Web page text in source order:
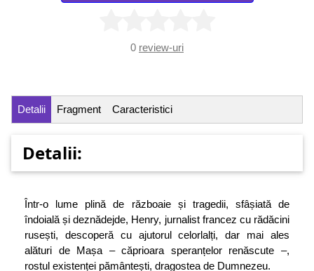
0 review-uri
Detalii Fragment Caracteristici
Detalii:
Într-o lume plină de războaie și tragedii, sfâșiată de
îndoială și deznădejde, Henry, jurnalist francez cu rădăcini
rusești, descoperă cu ajutorul celorlalți, dar mai ales
alături de Mașa – căprioara speranțelor ­renăscute –,
rostul existenței pământești, dragostea de Dumnezeu.